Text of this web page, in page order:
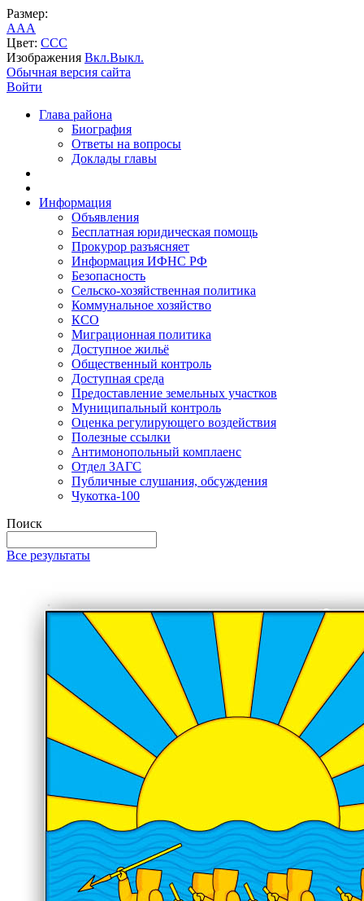
Размер:
AAA
Цвет: CCC
Изображения Вкл.Выкл.
Обычная версия сайта
Войти
Глава района
Биография
Ответы на вопросы
Доклады главы
Информация
Объявления
Бесплатная юридическая помощь
Прокурор разъясняет
Информация ИФНС РФ
Безопасность
Сельско-хозяйственная политика
Коммунальное хозяйство
КСО
Миграционная политика
Доступное жильё
Общественный контроль
Доступная среда
Предоставление земельных участков
Муниципальный контроль
Оценка регулирующего воздействия
Полезные ссылки
Антимонопольный комплаенс
Отдел ЗАГС
Публичные слушания, обсуждения
Чукотка-100
Поиск
Все результаты